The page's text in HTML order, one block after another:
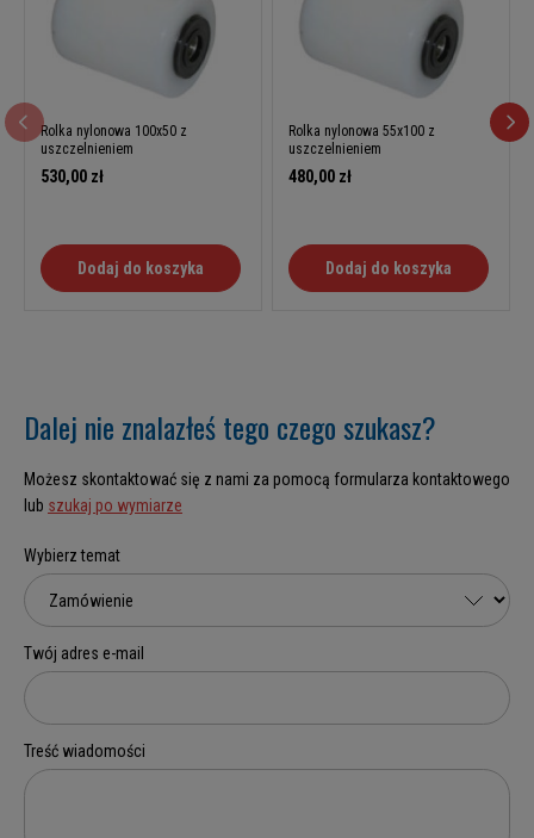
Rolka nylonowa 100x50 z
uszczelnieniem
530,00 zł
Dodaj do koszyka
Rolka nylonowa 55x100 z
uszczelnieniem
480,00 zł
Dodaj do koszyka
Dalej nie znalazłeś tego czego szukasz?
Możesz skontaktować się z nami za pomocą formularza kontaktowego
lub szukaj po wymiarze